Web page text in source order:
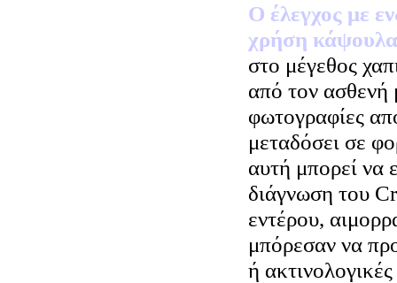
Ο έλεγχος με
χρήση
στο μέγεθος
από τον ασθενή
φωτογραφίες
μεταδόσει σε
αυτή μπορεί να
διάγνωση του
εντέρου,
μπόρεσαν να
ή ακτινολογικές